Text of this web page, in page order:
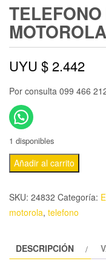
MOTOROLA
UYU $ 2.442
Por consulta 099 466
1 disponibles
Añadir al carrito
SKU: 24832 Categoría:
motorola, telefono
DESCRIPCIÓN